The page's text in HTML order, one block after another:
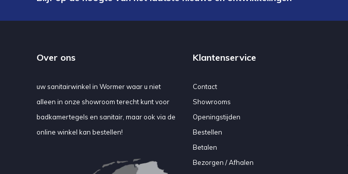
Over ons
uw sanitairwinkel in Wormer waar u niet
alleen in onze showroom terecht kunt voor
badkamertegels en sanitair, maar ook via de
online winkel kan bestellen!
Klantenservice
Contact
Showrooms
Openingstijden
Bestellen
Betalen
Bezorgen / Afhalen